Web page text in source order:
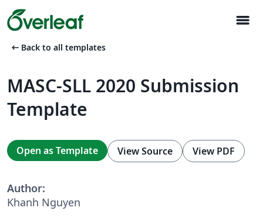
menu
arrow_left_alt Back to all templates
MASC-SLL 2020 Submission
Template
Open as Template View Source View PDF
Author:
Khanh Nguyen